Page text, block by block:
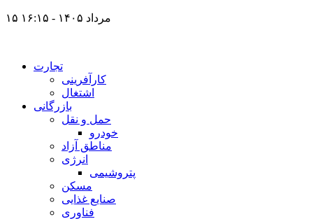
۱۵ مرداد ۱۴۰۵ - ۱۶:۱۵
تجارت
کارآفرینی
اشتغال
بازرگانی
حمل و نقل
خودرو
مناطق آزاد
انرژی
پتروشیمی
مسکن
صنایع غذایی
فناوری